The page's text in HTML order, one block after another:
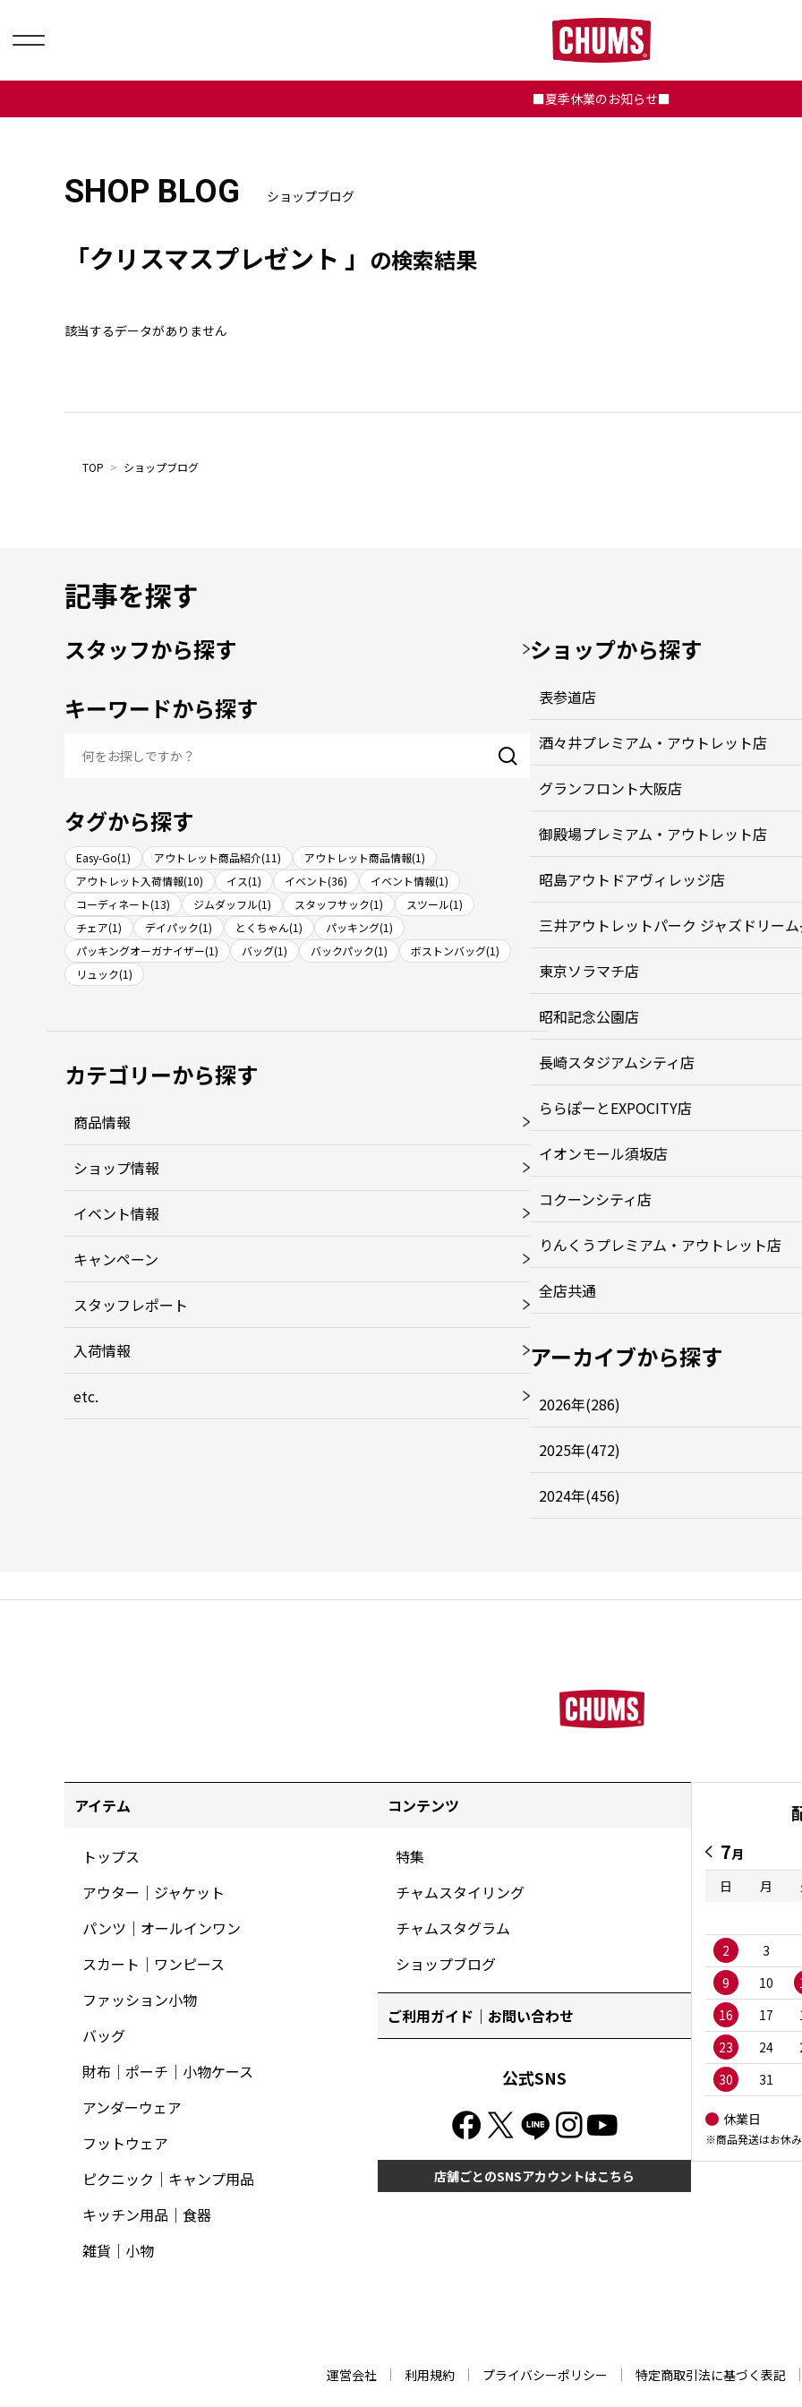
■夏季休業のお知らせ■
SHOP BLOG ショップブログ
「クリスマスプレゼント 」 の検索結果
該当するデータがありません
TOP > ショップブログ
記事を探す
スタッフから探す
キーワードから探す
タグから探す
Easy-Go(1) アウトレット商品紹介(11)
アウトレット商品情報(1)
アウトレット入荷情報(10)
イス(1) イベント(36)
イベント情報(1)
コーディネート(13)
ジムダッフル(1) スタッフサック(1)
スツール(1)
チェア(1)
デイパック(1) とくちゃん(1)
パッキング(1)
パッキングオーガナイザー(1)
バッグ(1) バックパック(1)
ボストンバッグ(1)
リュック(1)
カテゴリーから探す
商品情報
ショップ情報
イベント情報
キャンペーン
スタッフレポート
入荷情報
etc.
ショップから探す
表参道店
酒々井プレミアム・アウトレット店
グランフロント大阪店
御殿場プレミアム・アウトレット店
昭島アウトドアヴィレッジ店
三井アウトレットパーク ジャズドリー
東京ソラマチ店
昭和記念公園店
長崎スタジアムシティ店
ららぽーとEXPOCITY店
イオンモール須坂店
コクーンシティ店
りんくうプレミアム・アウトレット店
全店共通
アーカイブから探す
2026年(286)
2025年(472)
2024年(456)
アイテム
トップス
アウター｜ジャケット
パンツ｜オールインワン
スカート｜ワンピース
ファッション小物
バッグ
財布｜ポーチ｜小物ケース
アンダーウェア
フットウェア
ピクニック｜キャンプ用品
キッチン用品｜食器
雑貨｜小物
コンテンツ
特集
チャムスタイリング
チャムスタグラム
ショップブログ
ご利用ガイド｜お問い合わせ
公式SNS
店舗ごとのSNSアカウントはこちら
7月
日
月
2
3
9
10
16
17
23
24
30
31
休業日
※商品発送はお休
運営会社 利用規約 プライバシーポリシー 特定商取引法に基づく表記